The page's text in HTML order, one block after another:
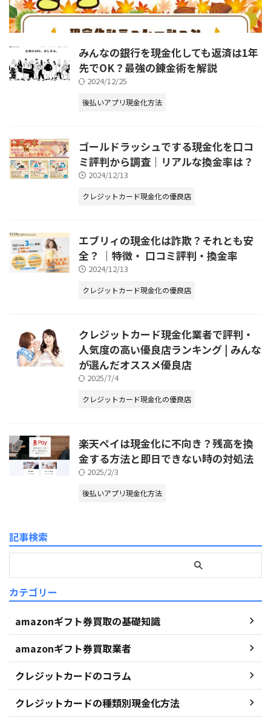
みんなの銀行を現金化しても返済は1年
先でOK？最強の錬金術を解説
2024/12/25
後払いアプリ現金化方法
ゴールドラッシュでする現金化を口コ
ミ評判から調査｜リアルな換金率は？
2024/12/13
クレジットカード現金化の優良店
エブリィの現金化は詐欺？それとも安
全？ ｜特徴・ 口コミ評判・換金率
2024/12/13
クレジットカード現金化の優良店
クレジットカード現金化業者で評判・
人気度の高い優良店ランキング | みんな
が選んだオススメ優良店
2025/7/4
クレジットカード現金化の優良店
楽天ペイは現金化に不向き？残高を換
金する方法と即日できない時の対処法
2025/2/3
後払いアプリ現金化方法
記事検索
カテゴリー
amazonギフト券買取の基礎知識
amazonギフト券買取業者
クレジットカードのコラム
クレジットカードの種類別現金化方法